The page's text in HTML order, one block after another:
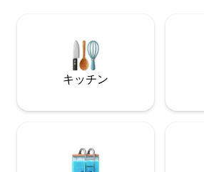
ケープのための究極の場所。 駅まで徒歩5
分、有料の専用駐車場をご利用いただけ
キッチン